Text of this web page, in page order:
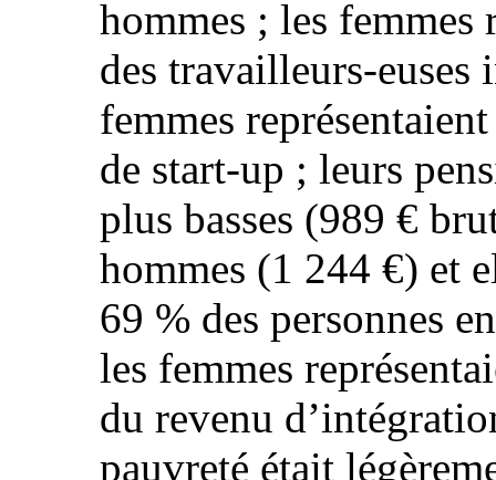
hommes ; les femmes
des travailleurs-euses
femmes
de start-up ; leurs
plus basses (989 €
hommes (1 244 €) et
69 % des personnes
les femmes
du revenu
pauvreté était